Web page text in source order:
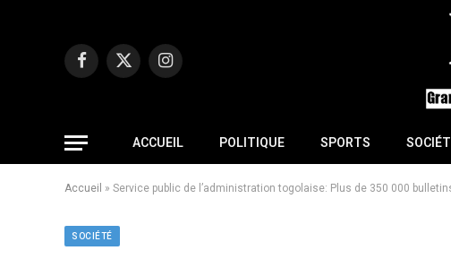
Facebook
X
Instagram
ACCUEIL POLITIQUE SPORTS
Accueil » Service public de l’administration togolaise: Plus de 350 000
SOCIÉTÉ